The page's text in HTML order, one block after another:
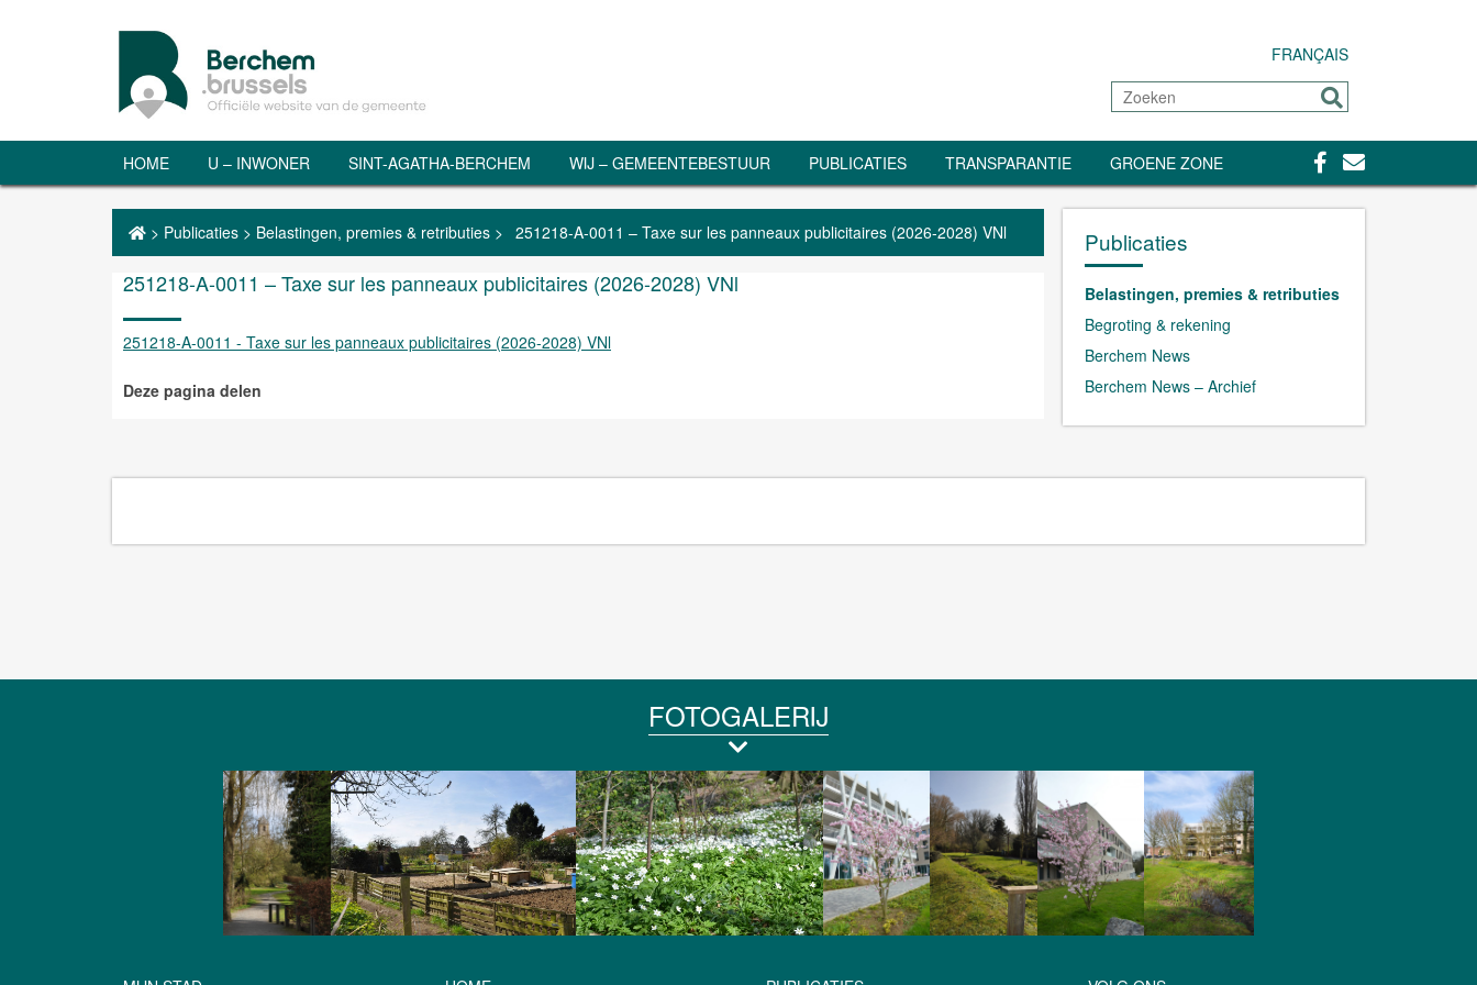
FRANÇAIS
Zoeken
Sturen
HOME U – INWONER SINT-AGATHA-BERCHEM WIJ – GEMEENTEBESTUUR PUBLICATIES TRANSPARANTIE GROENE ZONE Facebook
Contact
> Publicaties > Belastingen, premies & retributies > 251218-A-0011 – Taxe sur les panneaux publicitaires (2026-2028) VNl
251218-A-0011 – Taxe sur les panneaux publicitaires (2026-2028) VNl
251218-A-0011 - Taxe sur les panneaux publicitaires (2026-2028) VNl
Deze pagina delen
Publicaties
Belastingen, premies & retributies
Begroting & rekening
Berchem News
Berchem News – Archief
FOTOGALERIJ